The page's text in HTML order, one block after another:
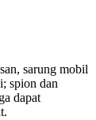
sarung mobil
spion dan
dapat